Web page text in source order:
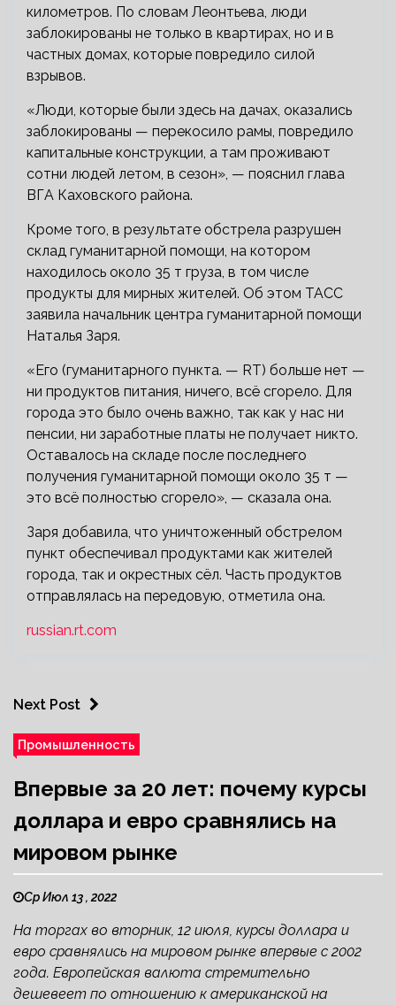
километров. По словам Леонтьева, люди
заблокированы не только в квартирах, но и в
частных домах, которые повредило силой
взрывов.
«Люди, которые были здесь на дачах, оказались
заблокированы — перекосило рамы, повредило
капитальные конструкции, а там проживают
сотни людей летом, в сезон», — пояснил глава
ВГА Каховского района.
Кроме того, в результате обстрела разрушен
склад гуманитарной помощи, на котором
находилось около 35 т груза, в том числе
продукты для мирных жителей. Об этом ТАСС
заявила начальник центра гуманитарной помощи
Наталья Заря.
«Его (гуманитарного пункта. — RT) больше нет —
ни продуктов питания, ничего, всё сгорело. Для
города это было очень важно, так как у нас ни
пенсии, ни заработные платы не получает никто.
Оставалось на складе после последнего
получения гуманитарной помощи около 35 т —
это всё полностью сгорело», — сказала она.
Заря добавила, что уничтоженный обстрелом
пункт обеспечивал продуктами как жителей
города, так и окрестных сёл. Часть продуктов
отправлялась на передовую, отметила она.
russian.rt.com
Next Post
Промышленность
Впервые за 20 лет: почему курсы
доллара и евро сравнялись на
мировом рынке
Ср Июл 13 , 2022
На торгах во вторник, 12 июля, курсы доллара и
евро сравнялись на мировом рынке впервые с 2002
года. Европейская валюта стремительно
дешевеет по отношению к американской на